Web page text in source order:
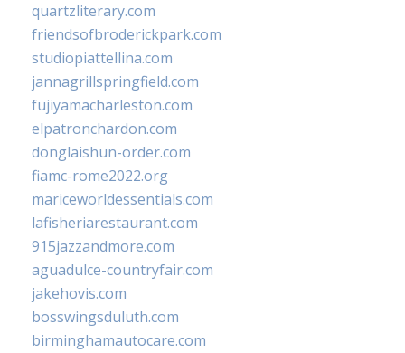
quartzliterary.com
friendsofbroderickpark.com
studiopiattellina.com
jannagrillspringfield.com
fujiyamacharleston.com
elpatronchardon.com
donglaishun-order.com
fiamc-rome2022.org
mariceworldessentials.com
lafisheriarestaurant.com
915jazzandmore.com
aguadulce-countryfair.com
jakehovis.com
bosswingsduluth.com
birminghamautocare.com